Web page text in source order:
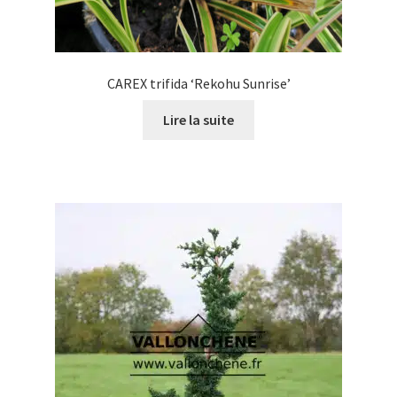
CAREX trifida ‘Rekohu Sunrise’
Lire la suite